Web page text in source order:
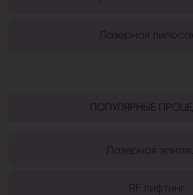
Лазерная
ПОПУЛЯРНЫЕ
Лазерная
RF лифтинг